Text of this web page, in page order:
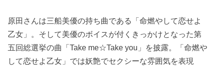
原田さんは三船美優の持ち曲である「命燃やして恋せよ
乙女」。そして美優のボイスが付くきっかけとなった第
五回総選挙の曲「Take me☆Take you」を披露。「命燃や
して恋せよ乙女」では妖艶でセクシーな雰囲気を表現